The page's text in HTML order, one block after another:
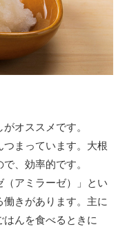
オススメです。
まっています。大根
、効率的です。
アミラーゼ）」とい
きがあります。主に
んを食べるときに